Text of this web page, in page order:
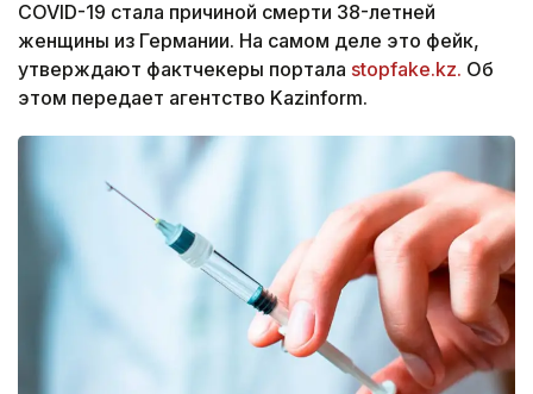
COVID-19 стала причиной смерти 38-летней
женщины из Германии. На самом деле это фейк,
утверждают фактчекеры портала stopfake.kz. Об
этом передает агентство Kazinform.